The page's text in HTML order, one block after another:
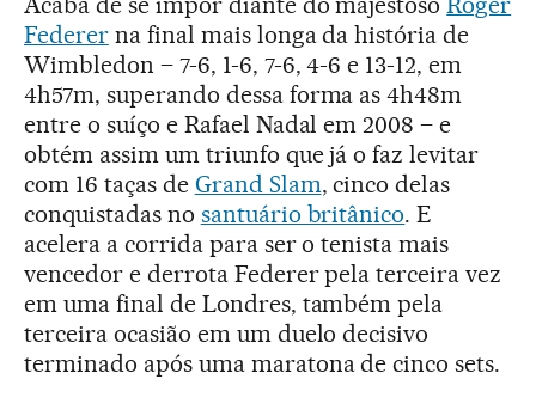
Federerna final mais longa da história de
Wimbledon – 7-6, 1-6, 7-6, 4-6 e 13-12, em
4h57m, superando dessa forma as 4h48m
entre o suíço e Rafael Nadal em 2008 – e
obtém assim um triunfo que já o faz levitar
com 16 taças de Grand Slam, cinco delas
conquistadas no santuário britânico. E
acelera a corrida para ser o tenista mais
vencedor e derrota Federer pela terceira vez
em uma final de Londres, também pela
terceira ocasião em um duelo decisivo
terminado após uma maratona de cinco sets.